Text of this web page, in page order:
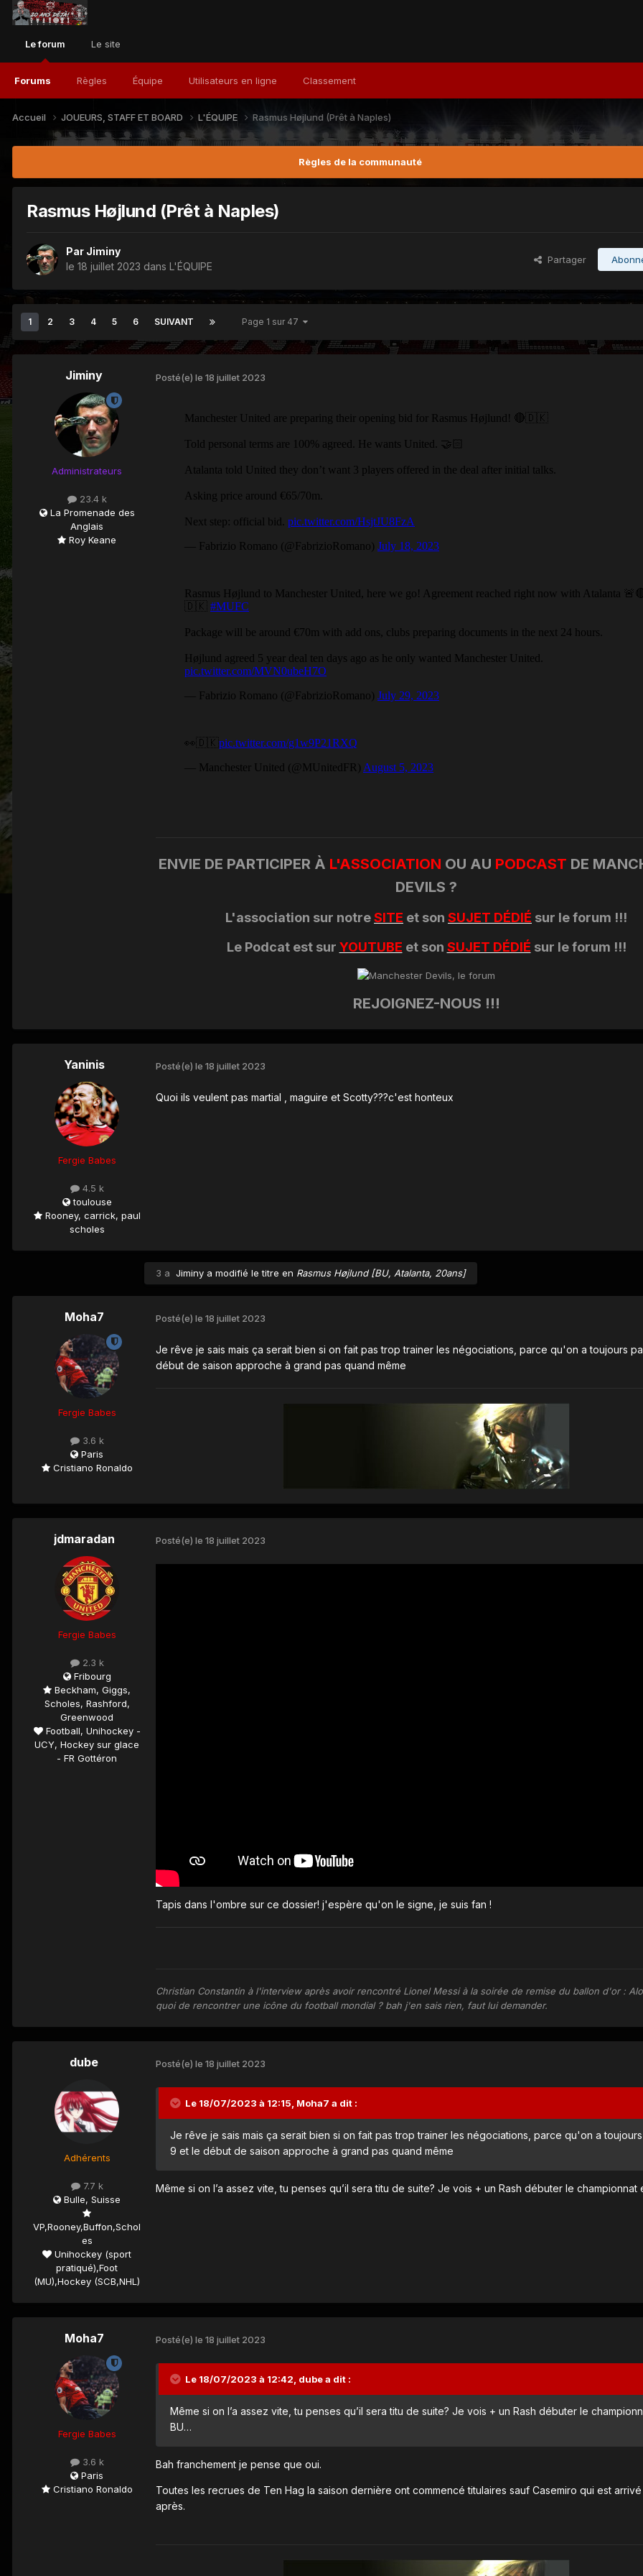
Le forum
Forums Règles Équipe Utilisateurs en ligne Classement
Le site
Accueil JOUEURS, STAFF ET BOARD L'ÉQUIPE Rasmus Højlund (Prêt à Naples)
Règles de la communauté
Rasmus Højlund (Prêt à Naples)
Par Jiminy
le 18 juillet 2023 dans L'ÉQUIPE
Partager
1 2 3 4 5 6 SUIVANT Page 1 sur 47
Jiminy
Administrateurs
23.4 k
La Promenade des
Anglais
Roy Keane
Posté(e) le 18 juillet 2023
ENVIE DE PARTICIPER À L'ASSOCIATION OU AU PODCAST DE
DEVILS ?
L'association sur notreSITE et son SUJET DÉDIÉ sur le forum !!!
Le Podcat est sur YOUTUBE et son SUJET DÉDIÉ sur le forum !!!
REJOIGNEZ-NOUS !!!
Yaninis
Fergie Babes
4.5 k
toulouse
Rooney, carrick, paul
scholes
Posté(e) le 18 juillet 2023
Quoi ils veulent pas martial , maguire et Scotty???c'est honteux
3 a Jiminy a modifié le titre en Rasmus Højlund [BU, Atalanta, 20ans]
Moha7
Fergie Babes
3.6 k
Paris
Cristiano Ronaldo
Posté(e) le 18 juillet 2023
Je rêve je sais mais ça serait bien si on fait pas trop trainer les négociations, parce qu'on a toujours
début de saison approche à grand pas quand même
jdmaradan
Fergie Babes
2.3 k
Fribourg
Beckham, Giggs,
Scholes, Rashford,
Greenwood
Football, Unihockey -
UCY, Hockey sur glace
- FR Gottéron
Posté(e) le 18 juillet 2023
Tapis dans l'ombre sur ce dossier! j'espère qu'on le signe, je suis fan !
Christian Constantin à l'interview après avoir rencontré Lionel Messi à la soirée de remise du ballon d'or :
quoi de rencontrer une icône du football mondial ? bah j'en sais rien, faut lui demander.
dube
Adhérents
7.7 k
Bulle, Suisse
VP,Rooney,Buffon,Schol
es
Unihockey (sport
pratiqué),Foot
(MU),Hockey (SCB,NHL)
Posté(e) le 18 juillet 2023
Le 18/07/2023 à 12:15, Moha7 a dit :
Je rêve je sais mais ça serait bien si on fait pas trop trainer les négociations, parce qu'on a
9 et le début de saison approche à grand pas quand même
Même si on l’a assez vite, tu penses qu’il sera titu de suite? Je vois + un Rash débuter le championnat
Moha7
Fergie Babes
3.6 k
Paris
Cristiano Ronaldo
Posté(e) le 18 juillet 2023
Le 18/07/2023 à 12:42, dubea dit :
Même si on l’a assez vite, tu penses qu’il sera titu de suite? Je vois + un Rash débuter le
BU…
Bah franchement je pense que oui.
Toutes les recrues de Ten Hag la saison dernière ont commencé titulaires sauf Casemiro qui est
après.